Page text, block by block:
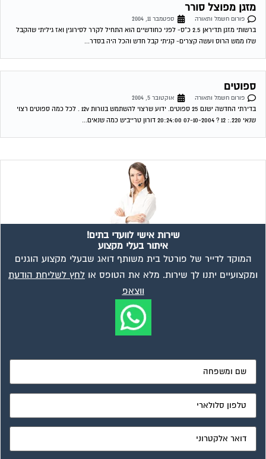
מזגן מפוצל סורר
פורום חשמל ותאורה
ספטמבר 11, 2004
ברשותי מזגן תדיראן 2.5 כ"ס- לפני כחודשיים הוא התחיל לקרר לסירוגין ואז גיליתי שהקבל
שלו ממש הרוס ועשה קצרים- קניתי קבל חדש והכל היה בסדר...
ספוטים
פורום חשמל ותאורה
אוקטובר 5, 2004
בדירתי החדשה ישנם 25 ספוטים. ידוע שרצוי להשתמש בנורות 12v . לכל כמה ספוטים רצוי
שנאי 220.: 12 ? 07-10-2004 20:24:00 דורון טרייביש כמה שנאים...
שירות אישי לוועדי בתים!
איתור בעלי מקצוע
המוקד לדייר של פורטל בית משותף דואג שבעלי מקצוע הוגנים
ומקצועיים יתנו לך שירות. מלא את הטופס אולחץ לשליחת הודעת
ווצאפ